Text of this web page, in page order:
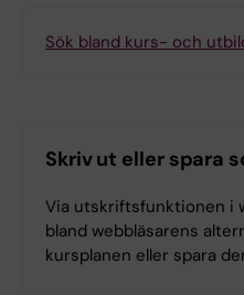
Sök bland kurs- och
Skriv ut eller spara
Via utskriftsfunktionen i
bland webbläsarens
kursplanen eller spara